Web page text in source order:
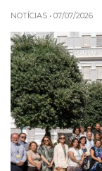
NOTÍCIAS • 07/07/2026